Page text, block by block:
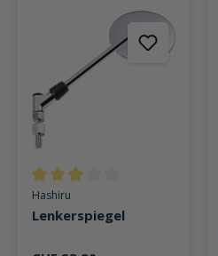
Durchschnittliche Bewertung
Hashiru
Lenkerspiegel